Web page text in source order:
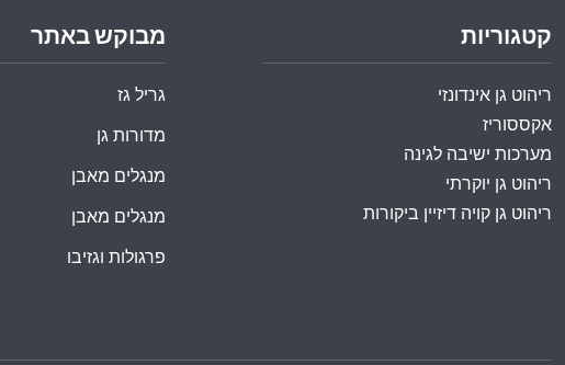
מבוקש באתר
גריל גז
מדורות גן
מנגלים מאבן
מנגלים מאבן
פרגולות וגזיבו
קטגוריות
ריהוט גן אינדונזי
אקססוריז
מערכות ישיבה לגינה
ריהוט גן יוקרתי
ריהוט גן קויה דיזיין ביקורות